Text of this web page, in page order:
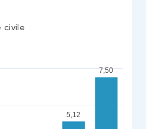
civile
5,12
7,50